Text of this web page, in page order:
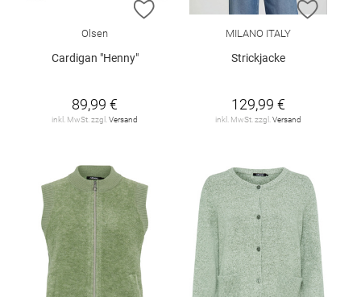
ZUR WUNSCHLISTE HINZUFÜGEN
Olsen
Cardigan "Henny"
89,99 €
inkl. MwSt. zzgl. Versand
ZUR
MILANO ITALY
Strickjacke
129,99 €
inkl. MwSt. zzgl. Versand